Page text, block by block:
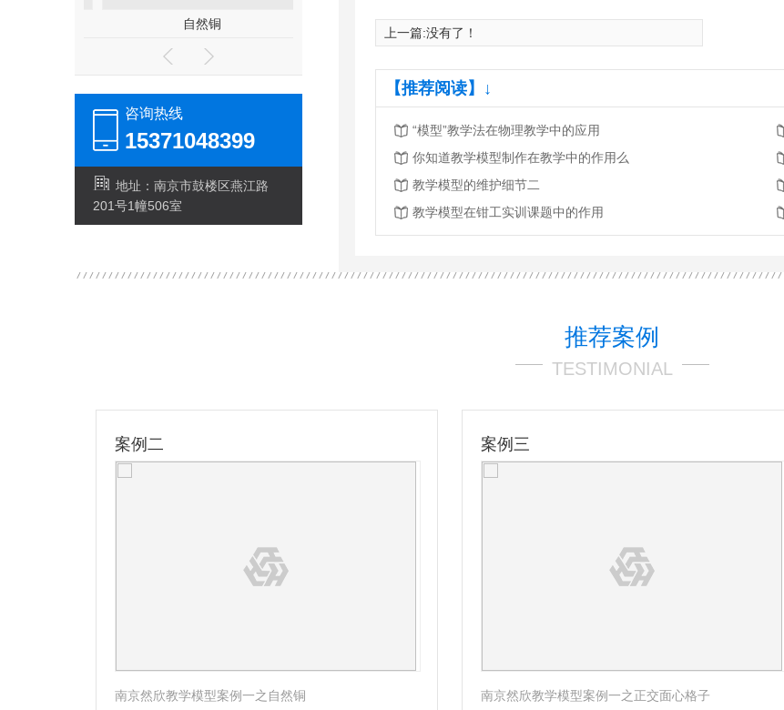
自然铜 正交面心格子 平行不整合过程4-2...
咨询热线
15371048399
地址：南京市鼓楼区燕江路
201号1幢506室
上一篇:没有了！
【推荐阅读】↓
“模型”教学法在物理教学中的应用
你知道教学模型制作在教学中的作用么
教学模型的维护细节二
教学模型在钳工实训课题中的作用
推荐案例
TESTIMONIAL
案例二
南京然欣教学模型案例一之自然铜
案例三
南京然欣教学模型案例一之正交面心格子